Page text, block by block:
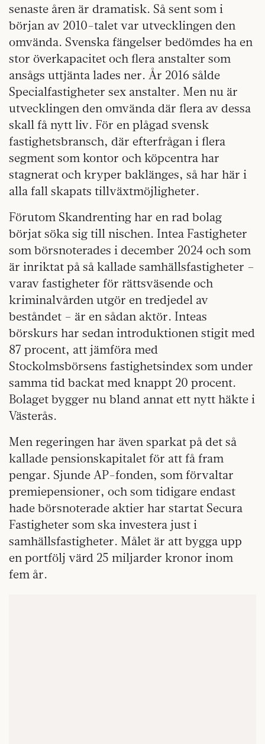
senaste åren är dramatisk. Så sent som i
början av 2010-talet var utvecklingen den
omvända. Svenska fängelser bedömdes ha en
stor överkapacitet och flera anstalter som
ansågs uttjänta lades ner. År 2016 sålde
Specialfastigheter sex anstalter. Men nu är
utvecklingen den omvända där flera av dessa
skall få nytt liv. För en plågad svensk
fastighetsbransch, där efterfrågan i flera
segment som kontor och köpcentra har
stagnerat och kryper baklänges, så har här i
alla fall skapats tillväxtmöjligheter.
Förutom Skandrenting har en rad bolag
börjat söka sig till nischen. Intea Fastigheter
som börsnoterades i december 2024 och som
är inriktat på så kallade samhällsfastigheter –
varav fastigheter för rättsväsende och
kriminalvården utgör en tredjedel av
beståndet – är en sådan aktör. Inteas
börskurs har sedan introduktionen stigit med
87 procent, att jämföra med
Stockolmsbörsens fastighetsindex som under
samma tid backat med knappt 20 procent.
Bolaget bygger nu bland annat ett nytt häkte i
Västerås.
Men regeringen har även sparkat på det så
kallade pensionskapitalet för att få fram
pengar. Sjunde AP-fonden, som förvaltar
premiepensioner, och som tidigare endast
hade börsnoterade aktier har startat Secura
Fastigheter som ska investera just i
samhällsfastigheter. Målet är att bygga upp
en portfölj värd 25 miljarder kronor inom
fem år.